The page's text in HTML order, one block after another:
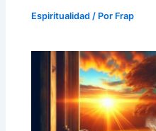
Espiritualidad / Por Frap